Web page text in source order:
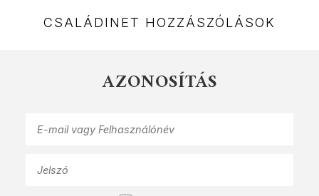
CSALÁDINET HOZZÁSZÓLÁSOK
AZONOSÍTÁS